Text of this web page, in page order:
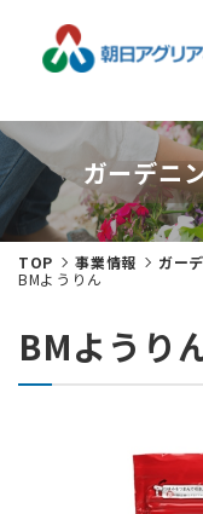
トピックス
企業情報
事業紹介
採用情報
ガーデニ
TOP 事業情報 ガー
BMようりん
BMようり